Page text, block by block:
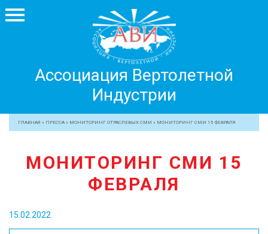
Ассоциация Вертолетной
Индустрии
Вертолетной
Индустрии
+7 499 755 99 29
ЧЛЕНЫ АВИ
МЕРОПРИЯТИЯ
ЖУРНАЛ
ГЛАВНАЯ » ПРЕССА » МОНИТОРИНГ ОТРАСЛЕВЫХ СМИ » МОНИТОРИНГ СМИ 15 ФЕВРАЛЯ
МОНИТОРИНГ СМИ 15
ФЕВРАЛЯ
15.02.2022